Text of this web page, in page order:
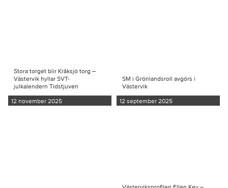
Stora torget blir Kråksjö torg –
Västervik hyllar SVT-
julkalendern Tidstjuven
12 november 2025
SM i Grönlandsroll avgörs i
Västervik
12 september 2025